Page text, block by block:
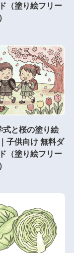
（塗り絵フリー
式と桜の塗り絵
子供向け 無料ダ
（塗り絵フリー